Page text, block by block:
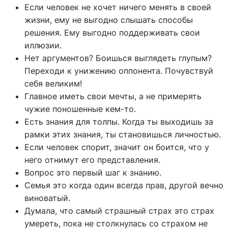
Если человек не хочет ничего менять в своей
жизни, ему не выгодно слышать способы
решения. Ему выгодно поддерживать свои
иллюзии.
Нет аргументов? Боишься выглядеть глупым?
Переходи к унижению оппонента. Почувствуй
себя великим!
Главное иметь свои мечты, а не примерять
чужие поношенные кем-то.
Есть знания для толпы. Когда ты выходишь за
рамки этих знания, ты становишься личностью.
Если человек спорит, значит он боится, что у
него отнимут его представления.
Вопрос это первый шаг к знанию.
Семья это когда один всегда прав, другой вечно
виноватый.
Думала, что самый страшный страх это страх
умереть, пока не столкнулась со страхом не